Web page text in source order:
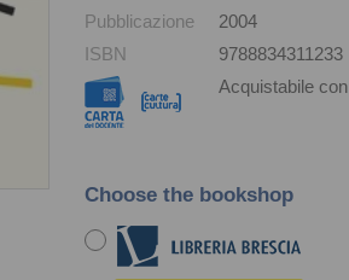
Pubblicazione
2004
ISBN
9788834311233
Acquistabile con
Choose the bookshop